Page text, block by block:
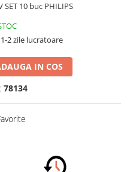
SET 10 buc PHILIPS
1-2 zile lucratoare
IN COS
78134